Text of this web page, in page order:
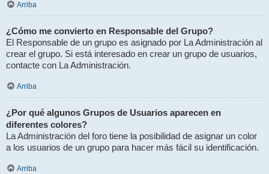
Arriba
¿Cómo me convierto en Responsable del Grupo?
El Responsable de un grupo es asignado por La Administración al
crear el grupo. Si está interesado en crear un grupo de usuarios,
contacte con La Administración.
Arriba
¿Por qué algunos Grupos de Usuarios aparecen en
diferentes colores?
La Administración del foro tiene la posibilidad de asignar un color
a los usuarios de un grupo para hacer más fácil su identificación.
Arriba